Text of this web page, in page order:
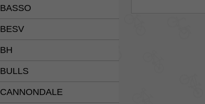
BASSO
BESV
BH
BULLS
CANNONDALE